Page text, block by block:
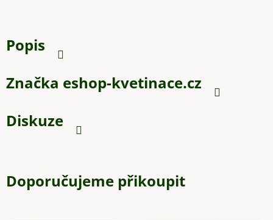
Popis
Značka eshop-kvetinace.cz
Diskuze
Doporučujeme přikoupit